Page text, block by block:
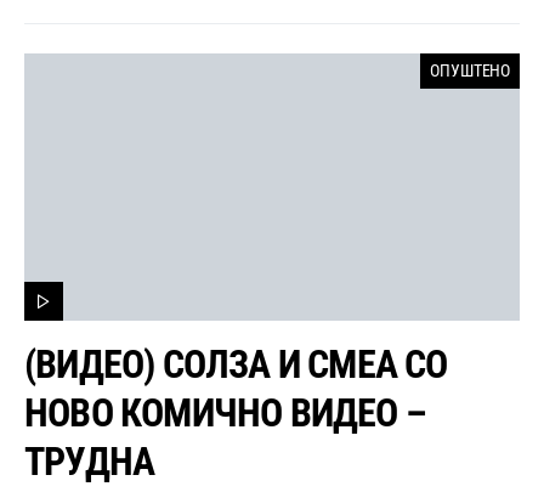
ОПУШТЕНО
(ВИДЕО) СОЛЗА И СМЕА СО
НОВО КОМИЧНО ВИДЕО –
ТРУДНА